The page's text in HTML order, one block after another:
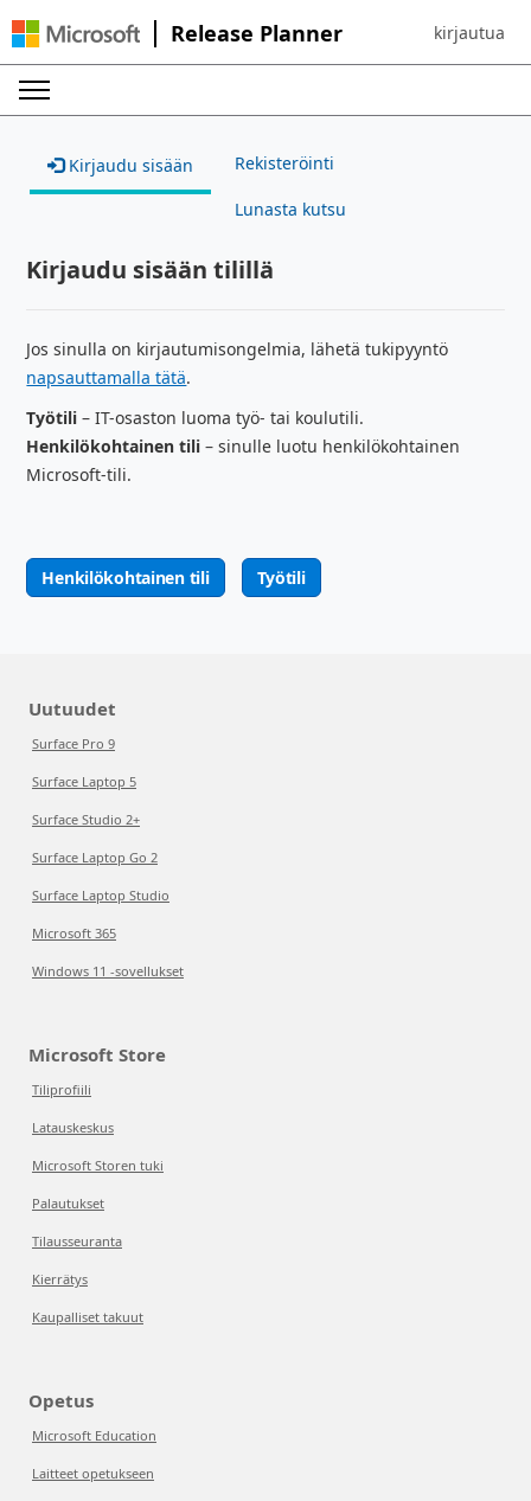
Release Planner Sign in to
kirjautua
Kirjaudu sisään Rekisteröinti
Lunasta kutsu
Kirjaudu sisään tilillä
Jos sinulla on kirjautumisongelmia, lähetä tukipyyntö
napsauttamalla tätä.
Työtili – IT-osaston luoma työ- tai koulutili.
Henkilökohtainen tili – sinulle luotu henkilökohtainen
Microsoft-tili.
Henkilökohtainen tili Työtili
Uutuudet
Surface Pro 9
Surface Laptop 5
Surface Studio 2+
Surface Laptop Go 2
Surface Laptop Studio
Microsoft 365
Windows 11 -sovellukset
Microsoft Store
Tiliprofiili
Latauskeskus
Microsoft Storen tuki
Palautukset
Tilausseuranta
Kierrätys
Kaupalliset takuut
Opetus
Microsoft Education
Laitteet opetukseen